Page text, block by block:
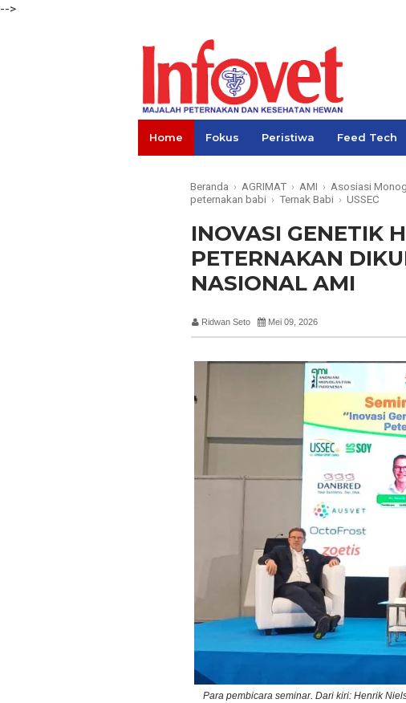
-->
Home Fokus Peristiwa Feed Tech
Beranda › AGRIMAT › AMI › Asosiasi
peternakan babi › Ternak Babi › USSEC
INOVASI GENETIK
PETERNAKAN
NASIONAL AMI
Ridwan Seto Mei 09, 2026
Para pembicara seminar. Dari kiri: Henrik